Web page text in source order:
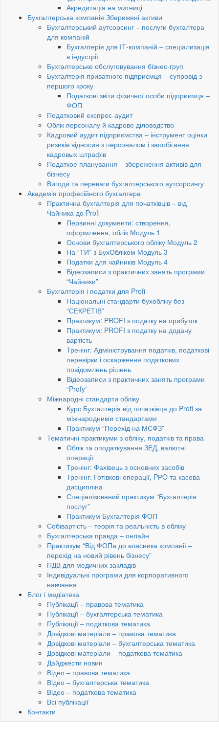
Акредитація на митниці
Бухгалтерська компанія Збережені активи
Бухгалтерський аутсорсинг – послуги бухгалтера
для компаній
Бухгалтерія для ІТ-компаній – спеціализація
в індустрії
Бухгалтерське обслуговування бізнес-груп
Бухгалтерія приватного підприємця – супровід з
першого кроку
Податкові звіти фізичної особи підприємця –
ФОП
Податковий експрес-аудит
Облік персоналу й кадрове діловодство
Кадровий аудит підприємства – інструмент оцінки
ризиків відносин з персоналом і запобігання
кадровых штрафів
Податкое планування – збереження активів для
бізнесу
Вигоди та переваги бухгалтерського аутсорсингу
Академія професійного бухгалтера
Практична бухгалтерія для початківців – від
Чайника до Profi
Первинні документи: створення,
оформлення, облік Модуль 1
Основи бухгалтерського обліку Модуль 2
На “ТИ” з БухОбліком Модуль 3
Податки для чайників Модуль 4
Відеозаписи з практичних занять програми
“Чайники”
Бухгалтерія і податки для Profi
Національні стандарти бухобліку без
“СЕКРЕТІВ”
Практикум: PROFI з податку на прибуток
Практикум: PROFI з податку на додану
вартість
Тренінг: Адміністрування податків, податкові
перевірки і оскарження податкових
повідомлень рішень
Відеозаписи з практичних занять програми
“Profy”
Міжнародні стандарти обліку
Курс Бухгалтерія від початківця до Profi за
міжнародними стандартами
Практикум “Перехід на МСФЗ”
Тематичні практикуми з обліку, податків та права
Облік та оподаткування ЗЕД, валютні
операції
Тренінг: Фахівець з основних засобів
Тренінг: Готівкові операції, PРO та касова
дисципліна
Спеціалізований практикум “Бухгалтерія
послуг”
Практикум Бухгалтерія ФОП
Собівартість – теорія та реальність в обліку
Бухгалтерська правда – онлайн
Практикум “Від ФОПа до власника компанії –
перехід на новий рівень бізнесу”
ПДВ для медичних закладів
Індивідуальні програми для корпоративного
навчання
Блог і медіатека
Публікації – правова тематика
Публікації – бухгалтерська тематика
Публікації – податкова тематика
Довідкові матеріали – правова тематика
Довідкові матеріали – бухгалтерська тематика
Довідкові матеріали – податкова тематика
Дайджести новин
Відео – правова тематика
Відео – бухгалтерська тематика
Відео – податкова тематика
Всі публікації
Контакти